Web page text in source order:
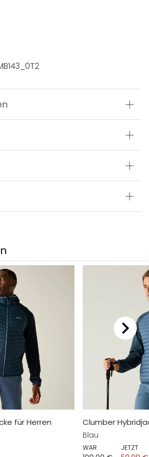
für Herren Clumber
Blau
WAR JETZT